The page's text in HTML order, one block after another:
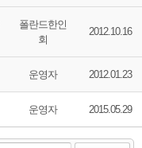
폴란드한인
회
2012.10.16
운영자 2012.01.23
운영자 2015.05.29